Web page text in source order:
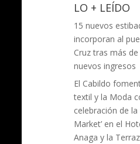
LO + LEÍDO
15 nuevos
incorporan al
Cruz tras más
nuevos ingresos
El Cabildo
textil y la Moda
celebración de la
Market’ en el
Anaga y la